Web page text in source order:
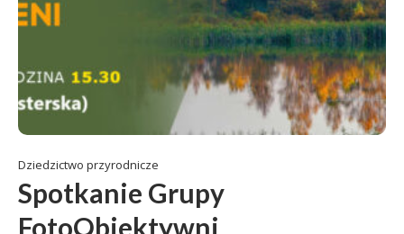
Dziedzictwo przyrodnicze
Spotkanie Grupy
FotoObiektywni